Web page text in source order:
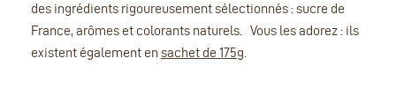
des ingrédients rigoureusement sélectionnés : sucre de
France, arômes et colorants naturels. Vous les adorez : ils
existent également ensachet de 175g